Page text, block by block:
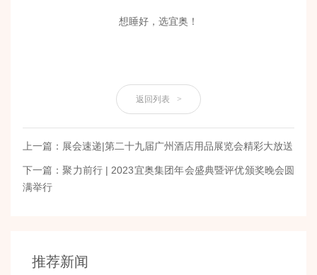
想睡好，选宜奥！
返回列表 >
上一篇：展会速递|第二十九届广州酒店用品展览会精彩大放送
下一篇：聚力前行 | 2023宜奥集团年会盛典暨评优颁奖晚会圆
满举行
推荐新闻